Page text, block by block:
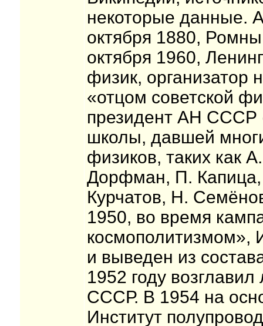
некоторые данные.
октября 1880,
октября 1960,
физик, организатор
«отцом советской
президент АН СССР
школы, давшей
физиков, таких как
Дорфман, П. Капица,
Курчатов, Н.
1950, во время
космополитизмом»,
и выведен из
1952 году
СССР. В 1954 на
Институт